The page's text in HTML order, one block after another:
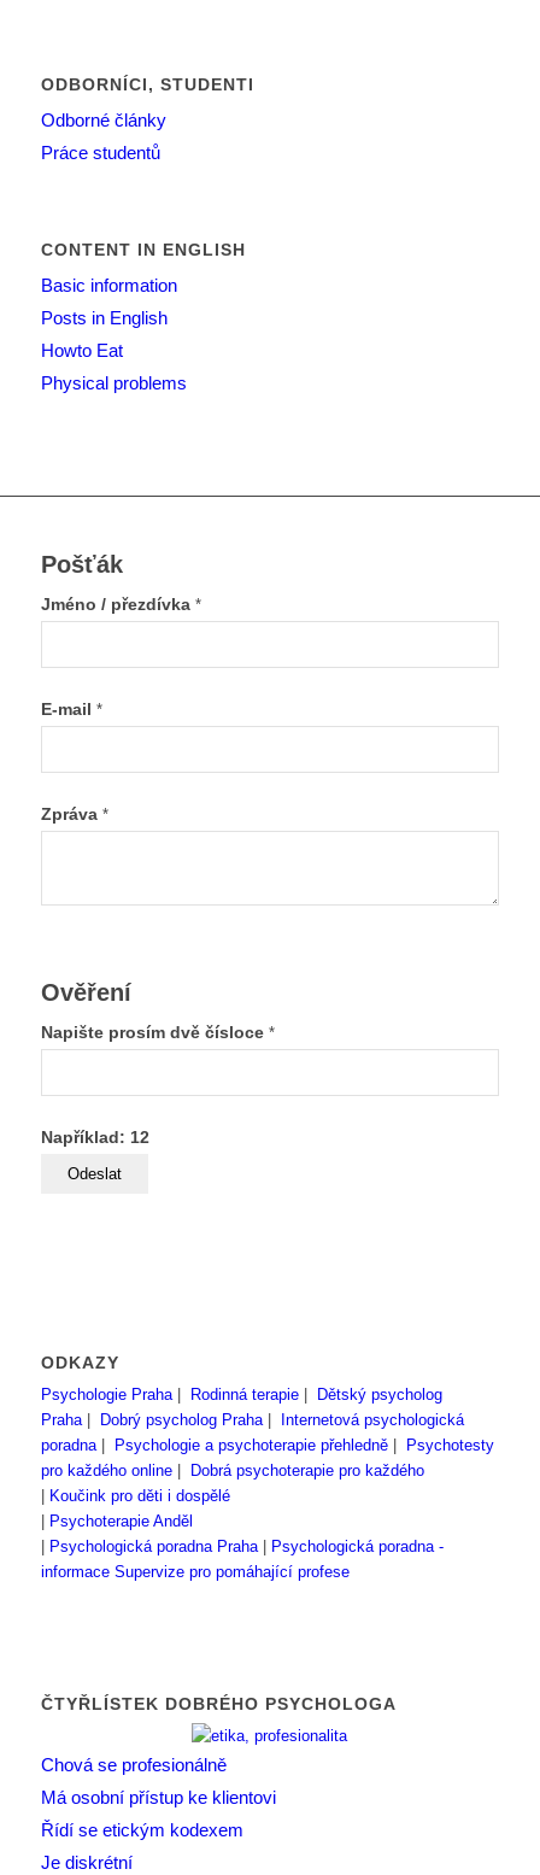
ODBORNÍCI, STUDENTI
Odborné články
Práce studentů
CONTENT IN ENGLISH
Basic information
Posts in English
Howto Eat
Physical problems
Pošťák
Jméno / přezdívka *
E-mail *
Zpráva *
Ověření
Napište prosím dvě čísloce *
Například: 12
ODKAZY
Psychologie Praha| Rodinná terapie|
Dětský psycholog
Praha| Dobrý psycholog Praha|
Internetová psychologická
poradna| Psychologie a psychoterapie přehledně|
Psychotesty
pro každého online|
Dobrá psychoterapie pro každého
Koučink pro děti i dospělé
Psychoterapie Anděl
Psychologická poradna Praha|
Psychologická poradna -
informace Supervize pro pomáhající profese
ČTYŘLÍSTEK DOBRÉHO PSYCHOLOGA
Chová se profesionálně
Má osobní přístup ke klientovi
Řídí se etickým kodexem
Je diskrétní